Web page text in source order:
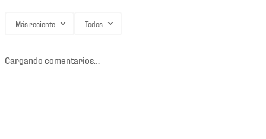
Más reciente Todos
Cargando comentarios…